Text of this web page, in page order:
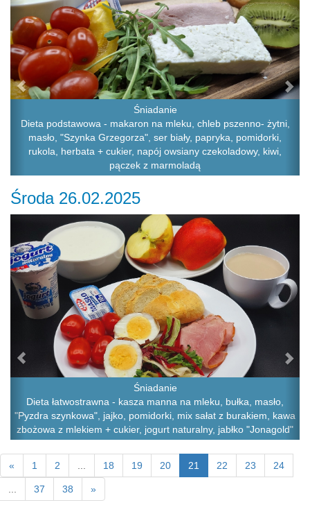
Śniadanie
Dieta podstawowa - makaron na mleku, chleb pszenno- żytni,
masło, "Szynka Grzegorza", ser biały, papryka, pomidorki,
rukola, herbata + cukier, napój owsiany czekoladowy, kiwi,
pączek z marmoladą
Środa 26.02.2025
Śniadanie
Dieta łatwostrawna - kasza manna na mleku, bułka, masło,
"Pyzdra szynkowa", jajko, pomidorki, mix sałat z burakiem, kawa
zbożowa z mlekiem + cukier, jogurt naturalny, jabłko "Jonagold"
Previous
« 1 2 18 19 20 21 22 23 24
37 38 »